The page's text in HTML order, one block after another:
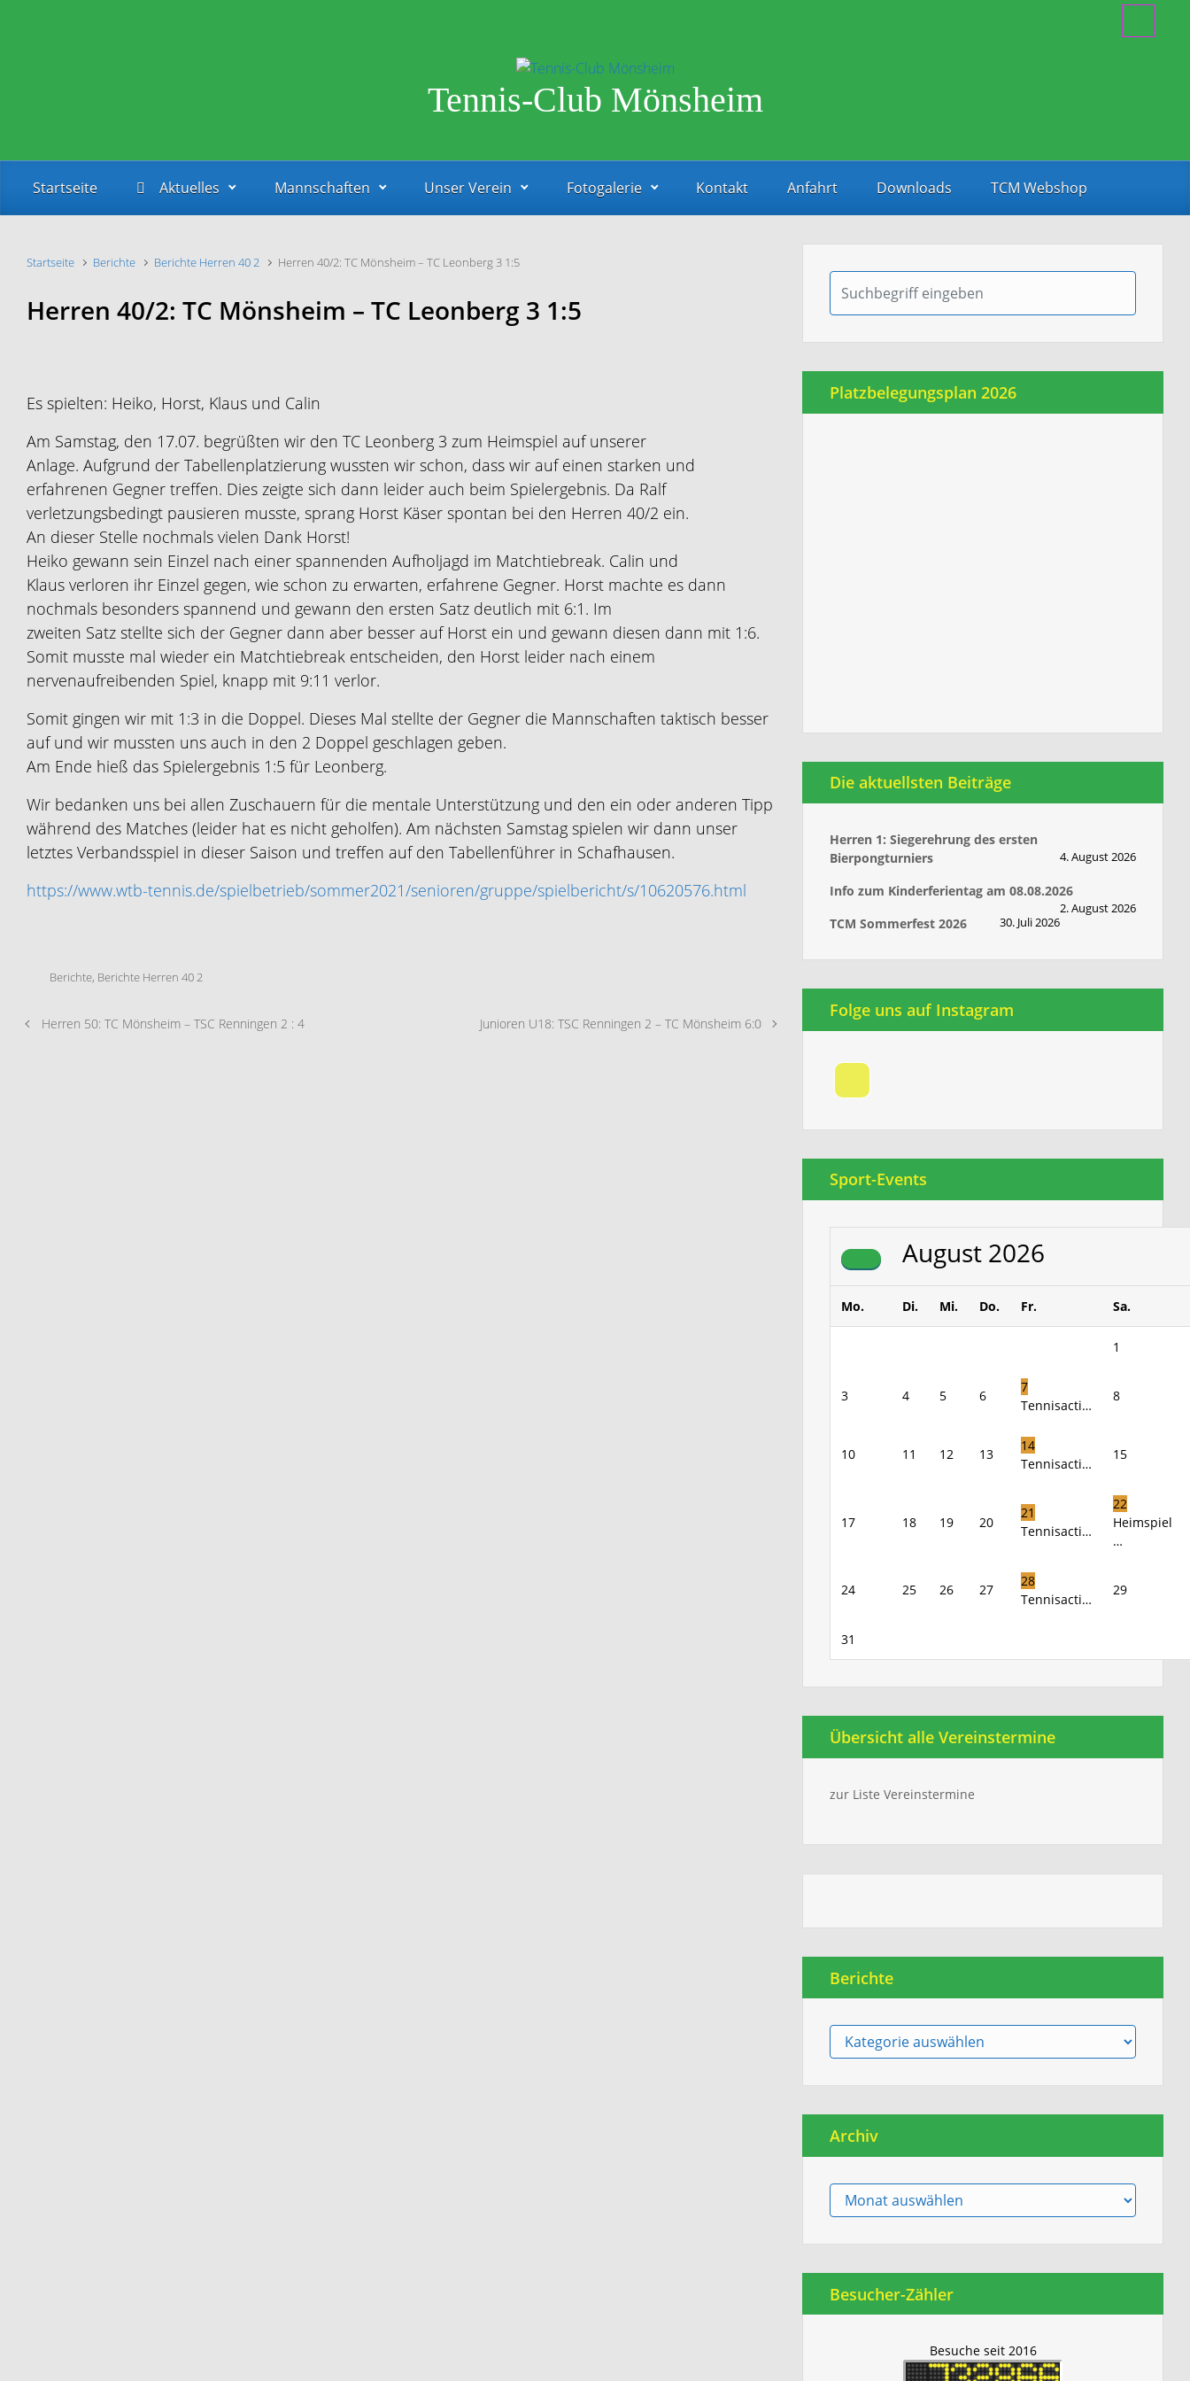
Tennis-Club Mönsheim
Startseite Aktuelles Mannschaften Unser Verein Fotogalerie Kontakt Anfahrt Downloads TCM Webshop
Startseite Berichte Berichte Herren 40 2 Herren 40/2: TC Mönsheim – TC Leonberg 3 1:5
Herren 40/2: TC Mönsheim – TC Leonberg 3 1:5
Es spielten: Heiko, Horst, Klaus und Calin
Am Samstag, den 17.07. begrüßten wir den TC Leonberg 3 zum Heimspiel auf unserer
Anlage. Aufgrund der Tabellenplatzierung wussten wir schon, dass wir auf einen starken und
erfahrenen Gegner treffen. Dies zeigte sich dann leider auch beim Spielergebnis. Da Ralf
verletzungsbedingt pausieren musste, sprang Horst Käser spontan bei den Herren 40/2 ein.
An dieser Stelle nochmals vielen Dank Horst!
Heiko gewann sein Einzel nach einer spannenden Aufholjagd im Matchtiebreak. Calin und
Klaus verloren ihr Einzel gegen, wie schon zu erwarten, erfahrene Gegner. Horst machte es dann
nochmals besonders spannend und gewann den ersten Satz deutlich mit 6:1. Im
zweiten Satz stellte sich der Gegner dann aber besser auf Horst ein und gewann diesen dann mit 1:6.
Somit musste mal wieder ein Matchtiebreak entscheiden, den Horst leider nach einem
nervenaufreibenden Spiel, knapp mit 9:11 verlor.
Somit gingen wir mit 1:3 in die Doppel. Dieses Mal stellte der Gegner die Mannschaften taktisch besser
auf und wir mussten uns auch in den 2 Doppel geschlagen geben.
Am Ende hieß das Spielergebnis 1:5 für Leonberg.
Wir bedanken uns bei allen Zuschauern für die mentale Unterstützung und den ein oder anderen Tipp
während des Matches (leider hat es nicht geholfen). Am nächsten Samstag spielen wir dann unser
letztes Verbandsspiel in dieser Saison und treffen auf den Tabellenführer in Schafhausen.
https://www.wtb-tennis.de/spielbetrieb/sommer2021/senioren/gruppe/spielbericht/s/10620576.html
Berichte, Berichte Herren 40 2
Herren 50: TC Mönsheim – TSC Renningen 2 : 4 Junioren U18: TSC Renningen 2 – TC Mönsheim 6:0
Platzbelegungsplan 2026
Die aktuellsten Beiträge
Herren 1: Siegerehrung des ersten
Bierpongturniers
4. August 2026
Info zum Kinderferientag am 08.08.2026
2. August 2026
TCM Sommerfest 2026 30. Juli 2026
Folge uns auf Instagram
Sport-Events
August 2026
Mo. Di. Mi. Do. Fr. Sa.
1
3 4 5 6
7
Tennisacti…
8
10 11 12 13
14
Tennisacti…
15
17 18 19 20
21
Tennisacti…
22
Heimspiel
…
24 25 26 27
28
Tennisacti…
29
31
Übersicht alle Vereinstermine
zur Liste Vereinstermine
Berichte
Berichte
Archiv
Archiv
Besucher-Zähler
Besuche seit 2016